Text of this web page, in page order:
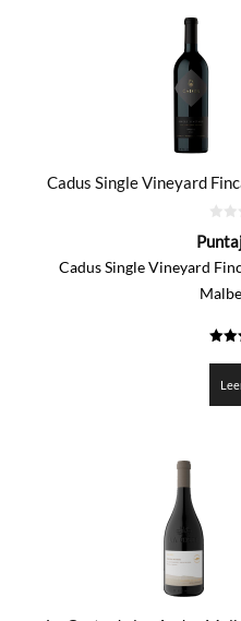
Cadus Single Vineyard
de
Cadus Single Vineyard
de